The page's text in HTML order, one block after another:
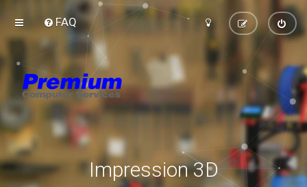
FAQ
Impression 3D